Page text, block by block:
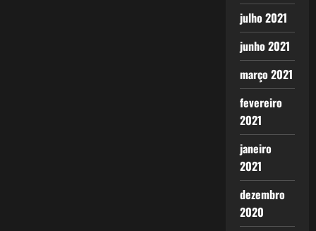
julho 2021
junho 2021
março 2021
fevereiro
2021
janeiro
2021
dezembro
2020